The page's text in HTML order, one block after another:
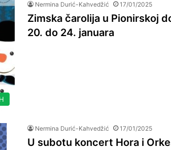
Nermina Durić-Kahvedžić 17/01/2025
Zimska čarolija u Pionirskoj
20. do 24. januara
Nermina Durić-Kahvedžić 17/01/2025
U subotu koncert Hora i